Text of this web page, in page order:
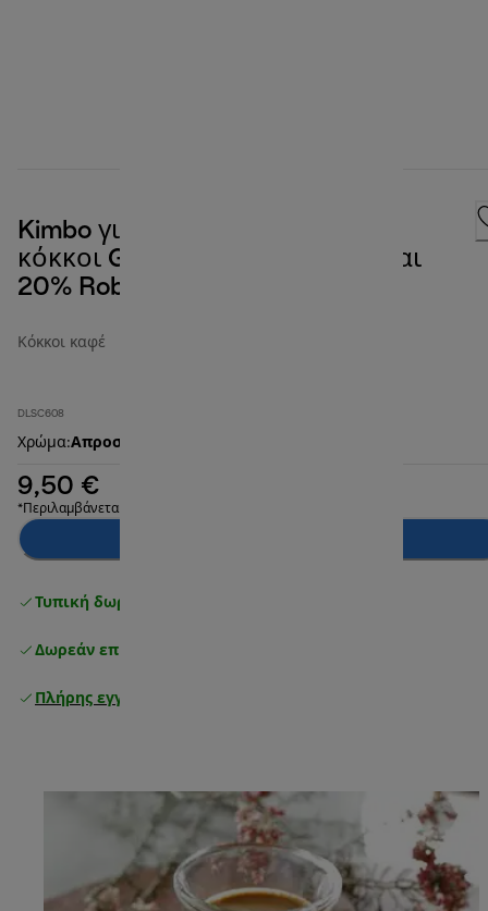
Kimbo για καφετιέρα De'Longhi,
κόκκοι Gourmet, 80% Arabica και
20% Robusta, 250 g
Κόκκοι καφέ
DLSC608
Χρώμα:Απροσδιόριστο
9,50 €
*Περιλαμβάνεται ΦΠΑ
Τυπική δωρεάν παράδοση
Δωρεάν επιστροφές
Πλήρης εγγύηση κατασκευαστή